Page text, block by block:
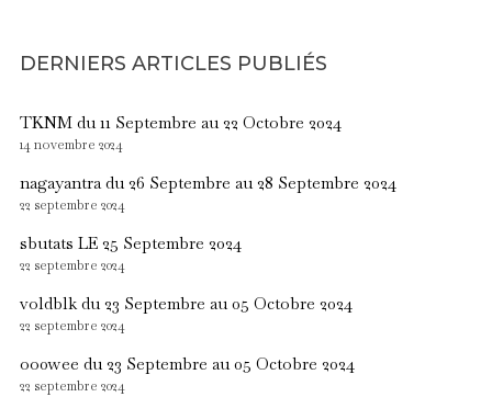
DERNIERS ARTICLES PUBLIÉS
TKNM du 11 Septembre au 22 Octobre 2024
14 novembre 2024
nagayantra du 26 Septembre au 28 Septembre 2024
22 septembre 2024
sbutats LE 25 Septembre 2024
22 septembre 2024
voldblk du 23 Septembre au 05 Octobre 2024
22 septembre 2024
oo0wee du 23 Septembre au 05 Octobre 2024
22 septembre 2024